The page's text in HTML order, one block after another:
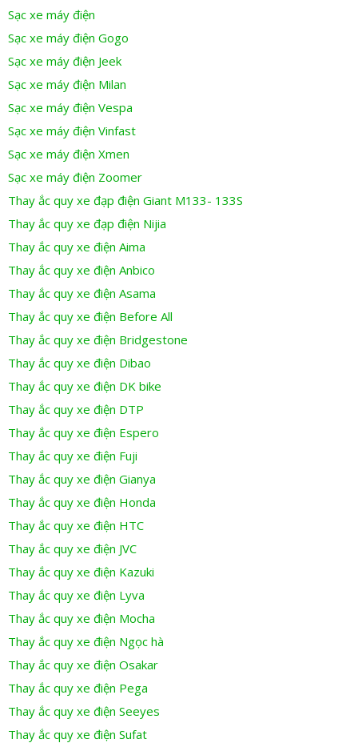
Sạc xe máy điện
Sạc xe máy điện Gogo
Sạc xe máy điện Jeek
Sạc xe máy điện Milan
Sạc xe máy điện Vespa
Sạc xe máy điện Vinfast
Sạc xe máy điện Xmen
Sạc xe máy điện Zoomer
Thay ắc quy xe đạp điện Giant M133- 133S
Thay ắc quy xe đạp điện Nijia
Thay ắc quy xe điện Aima
Thay ắc quy xe điện Anbico
Thay ắc quy xe điện Asama
Thay ắc quy xe điện Before All
Thay ắc quy xe điện Bridgestone
Thay ắc quy xe điện Dibao
Thay ắc quy xe điện DK bike
Thay ắc quy xe điện DTP
Thay ắc quy xe điện Espero
Thay ắc quy xe điện Fuji
Thay ắc quy xe điện Gianya
Thay ắc quy xe điện Honda
Thay ắc quy xe điện HTC
Thay ắc quy xe điện JVC
Thay ắc quy xe điện Kazuki
Thay ắc quy xe điện Lyva
Thay ắc quy xe điện Mocha
Thay ắc quy xe điện Ngọc hà
Thay ắc quy xe điện Osakar
Thay ắc quy xe điện Pega
Thay ắc quy xe điện Seeyes
Thay ắc quy xe điện Sufat